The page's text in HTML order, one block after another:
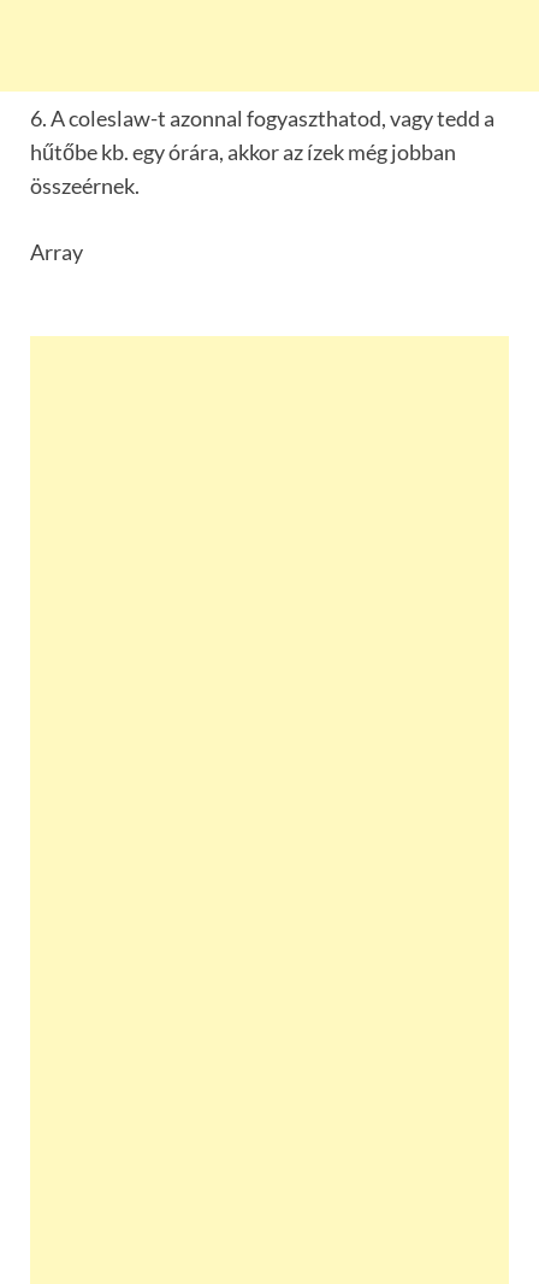
6. A coleslaw-t azonnal fogyaszthatod, vagy tedd a
hűtőbe kb. egy órára, akkor az ízek még jobban
összeérnek.
Array